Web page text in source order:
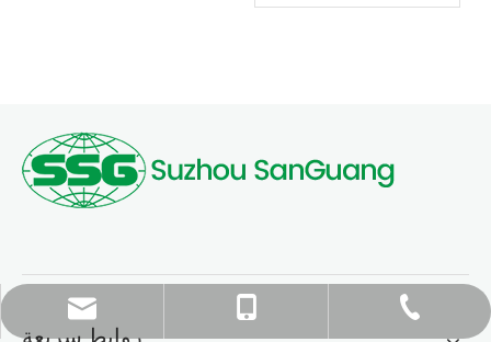
سلك الموليبدينوم EDM؟
+86-512-68251373
+86- 13511605726
sale@ssgedm.com